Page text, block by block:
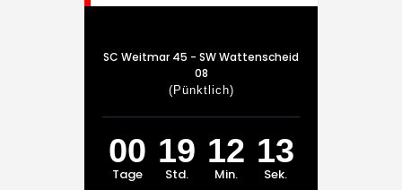
SC Weitmar 45 - SW Wattenscheid
08
(Pünktlich)
00
Tage
19
Std.
12
Min.
13
Sek.